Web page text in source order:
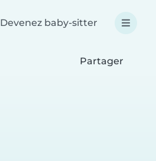
Devenez baby-sitter
Partager